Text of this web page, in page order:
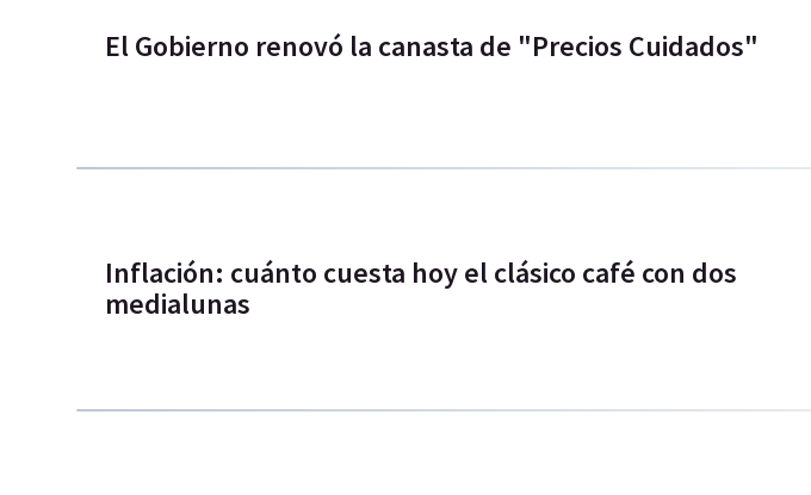
El Gobierno renovó la canasta de "Precios Cuidados"
Inflación: cuánto cuesta hoy el clásico café con dos
medialunas